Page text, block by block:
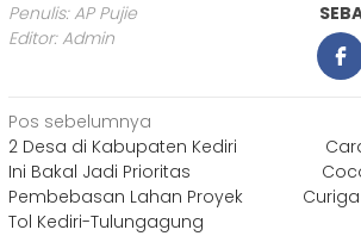
Penulis: AP Pujie
Editor: Admin
Navigasi
pos
Pos sebelumnya
2 Desa di Kabupaten Kediri
Ini Bakal Jadi Prioritas
Pembebasan Lahan Proyek
Tol Kediri-Tulungagung